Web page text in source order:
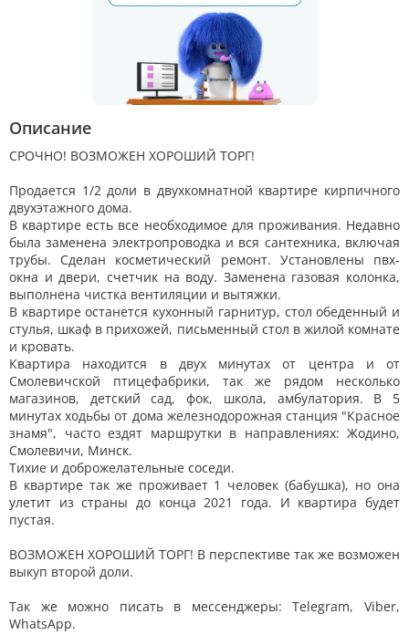
Описание
СРОЧНО! ВОЗМОЖЕН ХОРОШИЙ ТОРГ!
Продается 1/2 доли в двухкомнатной квартире кирпичного
двухэтажного дома.
В квартире есть все необходимое для проживания. Недавно
была заменена электропроводка и вся сантехника, включая
трубы. Сделан косметический ремонт. Установлены пвх-
окна и двери, счетчик на воду. Заменена газовая колонка,
выполнена чистка вентиляции и вытяжки.
В квартире останется кухонный гарнитур, стол обеденный и
стулья, шкаф в прихожей, письменный стол в жилой комнате
и кровать.
Квартира находится в двух минутах от центра и от
Смолевичской птицефабрики, так же рядом несколько
магазинов, детский сад, фок, школа, амбулатория. В 5
минутах ходьбы от дома железнодорожная станция "Красное
знамя", часто ездят маршрутки в направлениях: Жодино,
Смолевичи, Минск.
Тихие и доброжелательные соседи.
В квартире так же проживает 1 человек (бабушка), но она
улетит из страны до конца 2021 года. И квартира будет
пустая.
ВОЗМОЖЕН ХОРОШИЙ ТОРГ! В перспективе так же возможен
выкуп второй доли.
Так же можно писать в мессенджеры: Telegram, Viber,
WhatsApp.